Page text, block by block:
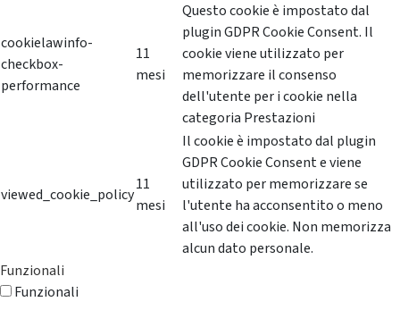
cookielawinfo-
checkbox-
performance
11
mesi
Questo cookie è impostato dal
plugin GDPR Cookie Consent. Il
cookie viene utilizzato per
memorizzare il consenso
dell'utente per i cookie nella
categoria Prestazioni
viewed_cookie_policy
11
mesi
Il cookie è impostato dal plugin
GDPR Cookie Consent e viene
utilizzato per memorizzare se
l'utente ha acconsentito o meno
all'uso dei cookie. Non memorizza
alcun dato personale.
Funzionali
Funzionali